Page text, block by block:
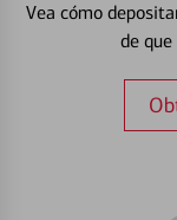
Vea cómo
de que